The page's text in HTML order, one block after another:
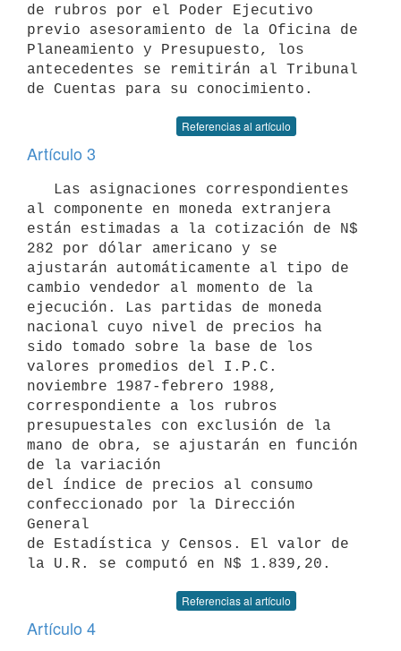
de rubros por el Poder Ejecutivo
previo asesoramiento de la Oficina de
Planeamiento y Presupuesto, los
antecedentes se remitirán al Tribunal
de Cuentas para su conocimiento.
Referencias al artículo
Artículo 3
al componente en moneda extranjera
están estimadas a la cotización de N$
282 por dólar americano y se
ajustarán automáticamente al tipo de
cambio vendedor al momento de la
ejecución. Las partidas de moneda
nacional cuyo nivel de precios ha
sido tomado sobre la base de los
valores promedios del I.P.C.
noviembre 1987-febrero 1988,
correspondiente a los rubros
presupuestales con exclusión de la
mano de obra, se ajustarán en función
de la variación
del índice de precios al consumo
confeccionado por la Dirección
General
de Estadística y Censos. El valor de
la U.R. se computó en N$ 1.839,20.
Referencias al artículo
Artículo 4